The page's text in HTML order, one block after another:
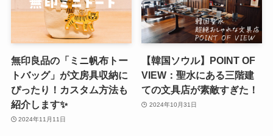
無印良品の「ミニ帆布トー
トバッグ」が文房具収納に
ぴったり！カスタム方法も
紹介します✨
2024年11月11日
【韓国ソウル】POINT OF
VIEW：聖水にある三階建
ての文具店が素敵すぎた！
2024年10月31日